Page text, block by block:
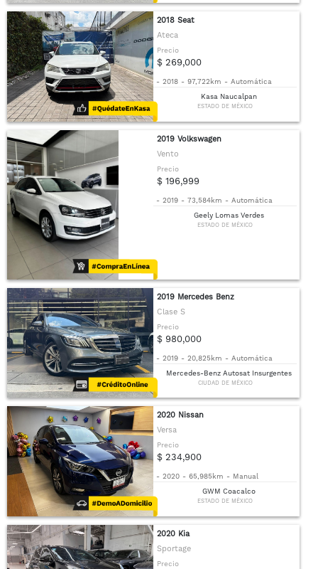
2018 Seat
Ateca
Precio
$ 269,000
- 2018 - 97,722km - Automática
Kasa Naucalpan
ESTADO DE MÉXICO
2019 Volkswagen
Vento
Precio
$ 196,999
- 2019 - 73,584km - Automática
Geely Lomas Verdes
ESTADO DE MÉXICO
2019 Mercedes Benz
Clase S
Precio
$ 980,000
- 2019 - 20,825km - Automática
Mercedes-Benz Autosat Insurgentes
CIUDAD DE MÉXICO
2020 Nissan
Versa
Precio
$ 234,900
- 2020 - 65,985km - Manual
GWM Coacalco
ESTADO DE MÉXICO
2020 Kia
Sportage
Precio